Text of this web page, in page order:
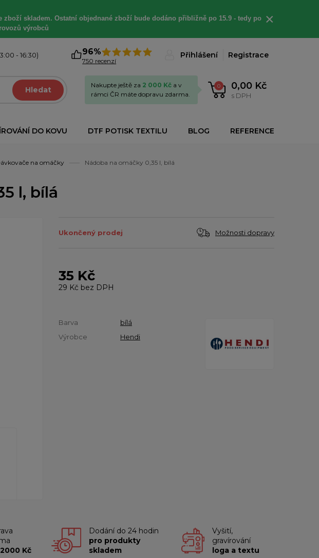
zboží skladem. Ostatní objednané zboží bude dodáno přibližně po 15.9 - tedy po
výrobců
×
- 16:30) 96%
750 recenzí
Přihlášení Registrace
Hledat 0 0,00 Kč
s DPH
Nakupte ještě za 2 000 Kč a v
rámci ČR máte dopravu zdarma.
DO KOVU DTF POTISK TEXTILU BLOG REFERENCE
na omáčky Nádoba na omáčky 0,35 l, bílá
l, bílá
Ukončený prodej Možnosti dopravy
35 Kč
29 Kč bez DPH
Barva
bílá
Výrobce
Hendi
Kč
Dodání do 24 hodin
pro produkty
skladem
Vyšití,
gravírování
loga a textu